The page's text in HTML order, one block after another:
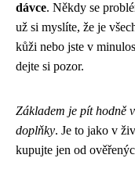
dávce. Někdy se
už si myslíte, že je
kůži nebo jste v
dejte si pozor.
Základem je pít hodně
doplňky. Je to jako v
kupujte jen od